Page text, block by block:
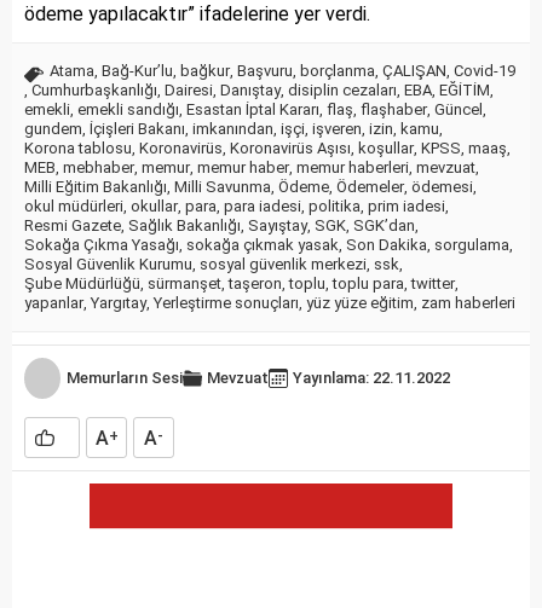
ödeme yapılacaktır” ifadelerine yer verdi.
Atama, Bağ-Kur’lu, bağkur, Başvuru, borçlanma, ÇALIŞAN, Covid-19
, Cumhurbaşkanlığı, Dairesi, Danıştay, disiplin cezaları, EBA, EĞİTİM,
emekli, emekli sandığı, Esastan İptal Kararı, flaş, flaşhaber, Güncel ,
gundem, İçişleri Bakanı, imkanından, işçi, işveren, izin, kamu,
Korona tablosu, Koronavirüs, Koronavirüs Aşısı, koşullar, KPSS, maaş,
MEB, mebhaber, memur, memur haber, memur haberleri, mevzuat,
Milli Eğitim Bakanlığı, Milli Savunma, Ödeme, Ödemeler, ödemesi,
okul müdürleri, okullar, para, para iadesi, politika, prim iadesi,
Resmi Gazete, Sağlık Bakanlığı, Sayıştay, SGK, SGK’dan,
Sokağa Çıkma Yasağı, sokağa çıkmak yasak, Son Dakika, sorgulama,
Sosyal Güvenlik Kurumu, sosyal güvenlik merkezi, ssk,
Şube Müdürlüğü, sürmanşet,taşeron,toplu,toplu para,twitter,
yapanlar, Yargıtay, Yerleştirme sonuçları, yüz yüze eğitim, zam haberleri
Memurların Sesi Mevzuat Yayınlama: 22.11.2022
A+ A-